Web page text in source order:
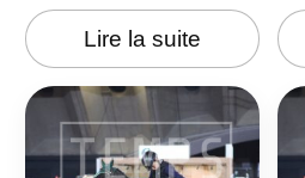
Lire la suite